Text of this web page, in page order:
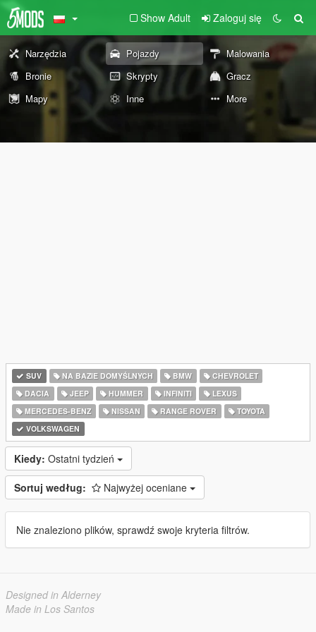
Show Adult Zaloguj się
Narzędzia Pojazdy
Malowania
Bronie
Skrypty
Gracz
Mapy
Inne More
SUV NA BAZIE DOMYŚLNYCH BMW
CHEVROLET
DACIA
JEEP HUMMER INFINITI
LEXUS
MERCEDES-BENZ
NISSAN RANGE ROVER
TOYOTA
VOLKSWAGEN
Kiedy: Ostatni tydzień
Sortuj według: Najwyżej oceniane
Nie znaleziono plików, sprawdź swoje kryteria filtrów.
Designed in Alderney
Made in Los Santos